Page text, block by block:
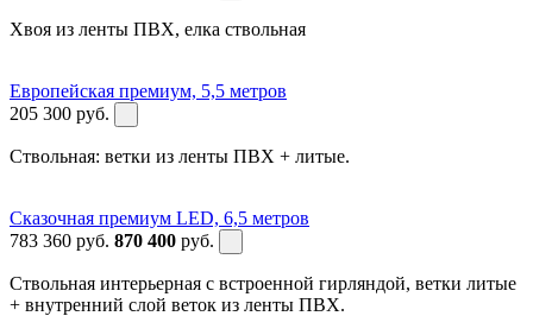
Хвоя из ленты ПВХ, елка ствольная
Европейская премиум, 5,5 метров
205 300 руб.
Ствольная: ветки из ленты ПВХ + литые.
Сказочная премиум LED, 6,5 метров
783 360 руб. 870 400 руб.
Ствольная интерьерная с встроенной гирляндой, ветки литые
+ внутренний слой веток из ленты ПВХ.